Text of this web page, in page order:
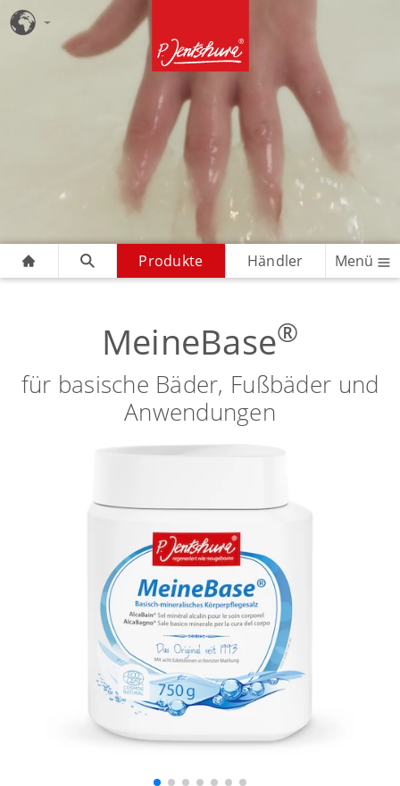
Produkte Händler Menü
MeineBase®
für basische Bäder, Fußbäder und
Anwendungen